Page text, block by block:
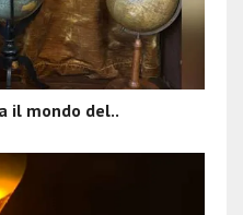
il mondo del..